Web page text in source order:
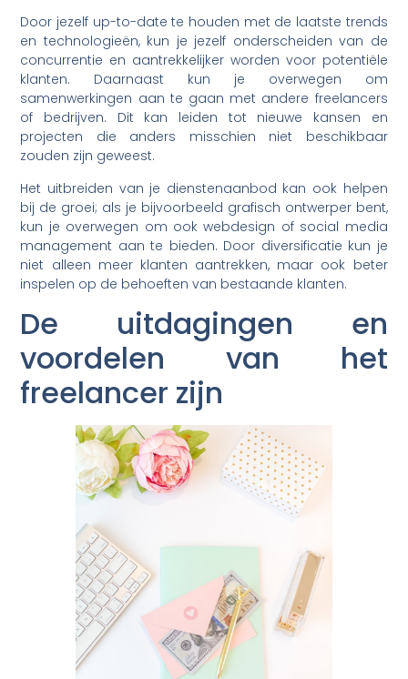
Door jezelf up-to-date te houden met de laatste trends
en technologieën, kun je jezelf onderscheiden van de
concurrentie en aantrekkelijker worden voor potentiële
klanten. Daarnaast kun je overwegen om
samenwerkingen aan te gaan met andere freelancers
of bedrijven. Dit kan leiden tot nieuwe kansen en
projecten die anders misschien niet beschikbaar
zouden zijn geweest.
Het uitbreiden van je dienstenaanbod kan ook helpen
bij de groei; als je bijvoorbeeld grafisch ontwerper bent,
kun je overwegen om ook webdesign of social media
management aan te bieden. Door diversificatie kun je
niet alleen meer klanten aantrekken, maar ook beter
inspelen op de behoeften van bestaande klanten.
De uitdagingen en
voordelen van het
freelancer zijn